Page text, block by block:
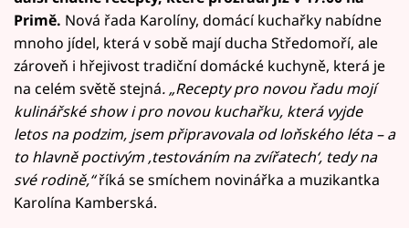
Primě. Nová řada Karolíny, domácí kuchařky nabídne
mnoho jídel, která v sobě mají ducha Středomoří, ale
zároveň i hřejivost tradiční domácké kuchyně, která je
na celém světě stejná. „Recepty pro novou řadu mojí
kulinářské show i pro novou kuchařku, která vyjde
letos na podzim, jsem připravovala od loňského léta – a
to hlavně poctivým ‚testováním na zvířatech‘, tedy na
své rodině,“říká se smíchem novinářka a muzikantka
Karolína Kamberská.